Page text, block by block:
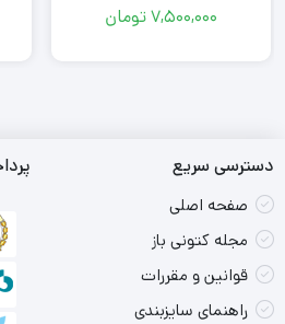
7,500,000تومان
دسترسی سریع
صفحه اصلی
مجله کتونی باز
قوانین و مقررات
راهنمای سایزبندی